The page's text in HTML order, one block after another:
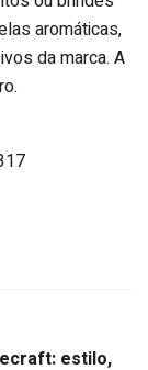
aromáticas,
da marca. A
estilo,